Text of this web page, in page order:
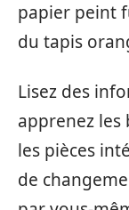
papier peint
du tapis
Lisez des
apprenez les
les pièces
de